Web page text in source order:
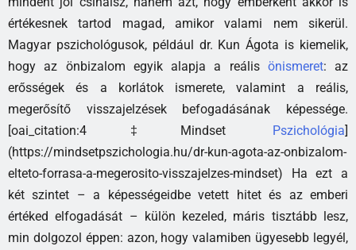
értékesnek tartod magad, amikor valami nem sikerül.
Magyar pszichológusok, például dr. Kun Ágota is kiemelik,
hogy az önbizalom egyik alapja a reális önismeret: az
erősségek és a korlátok ismerete, valamint a reális,
megerősítő visszajelzések befogadásának képessége.
[oai_citation:4‡Mindset Pszichológia]
(https://mindsetpszichologia.hu/dr-kun-agota-az-onbizalom-
elteto-forrasa-a-megerosito-visszajelzes-mindset) Ha ezt a
két szintet – a képességeidbe vetett hitet és az emberi
értéked elfogadását – külön kezeled, máris tisztább lesz,
min dolgozol éppen: azon, hogy valamiben ügyesebb legyél,